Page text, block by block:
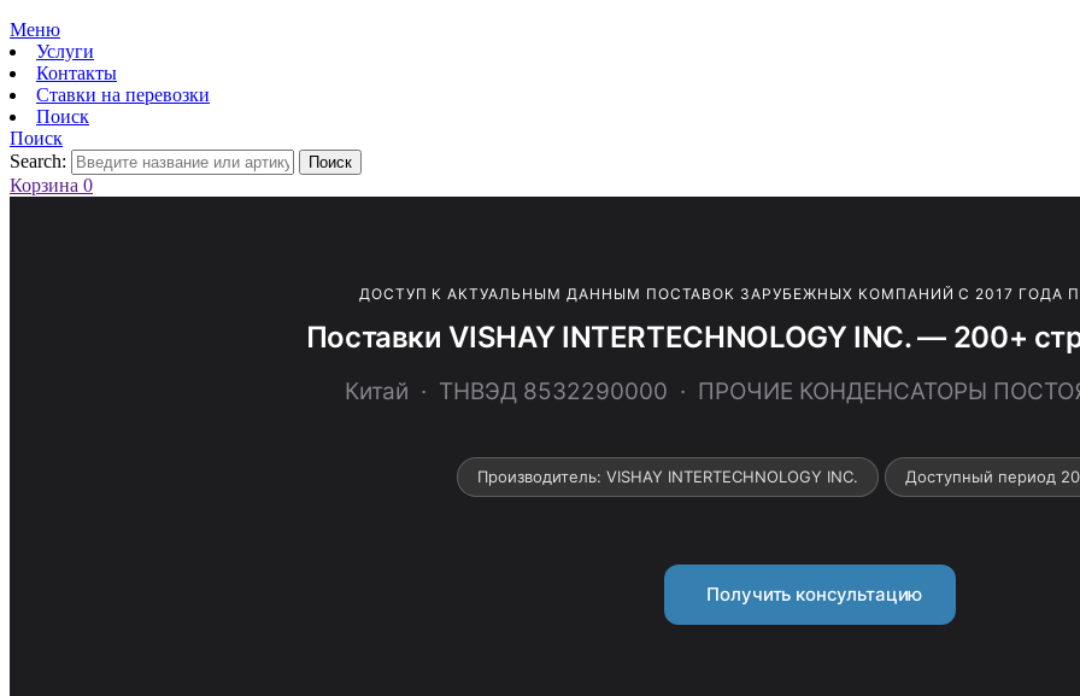
Меню
Услуги
Контакты
Ставки на перевозки
Поиск
Поиск
Search:
Поиск
Корзина 0
ДОСТУП К АКТУАЛЬНЫМ ДАННЫМ ПОСТАВОК ЗАРУБЕЖНЫХ КОМПАНИЙ С 2017 ГОДА
Поставки VISHAY INTERTECHNOLOGY INC. — 200+
Китай · ТНВЭД 8532290000 · ПРОЧИЕ КОНДЕНСАТОРЫ
Производитель: VISHAY INTERTECHNOLOGY INC. Доступный период
Получить консультацию